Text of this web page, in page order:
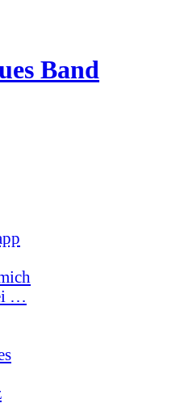
Band
…